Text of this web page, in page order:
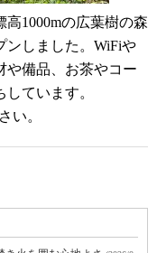
1000mの広葉樹の森
ンしました。WiFiや
や備品、お茶やコー
ています。
い。